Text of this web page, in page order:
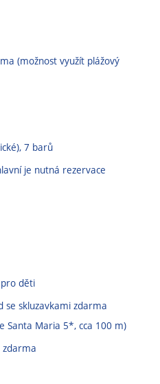
(možnost využít plážový
7 barů
je nutná rezervace
děti
se skluzavkami zdarma
Santa Maria 5*, cca 100 m)
zdarma